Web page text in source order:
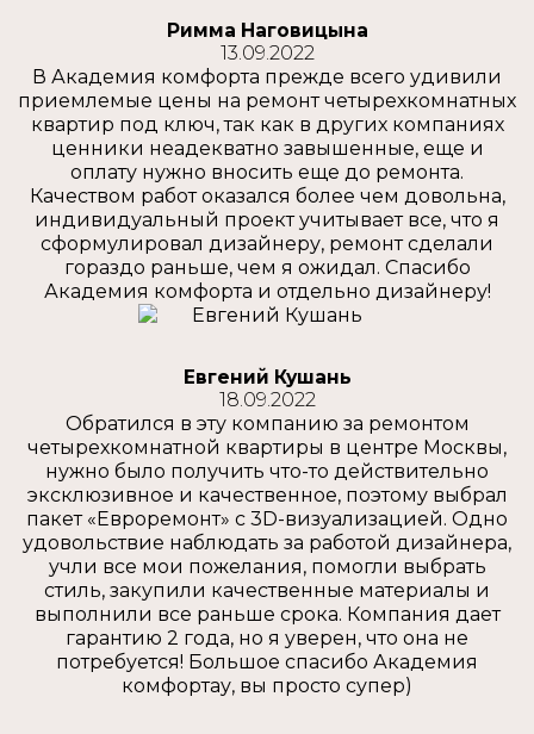
Римма Наговицына
13.09.2022
В Академия комфорта прежде всего удивили
приемлемые цены на ремонт четырехкомнатных
квартир под ключ, так как в других компаниях
ценники неадекватно завышенные, еще и
оплату нужно вносить еще до ремонта.
Качеством работ оказался более чем довольна,
индивидуальный проект учитывает все, что я
сформулировал дизайнеру, ремонт сделали
гораздо раньше, чем я ожидал. Спасибо
Академия комфорта и отдельно дизайнеру!
Евгений Кушань
18.09.2022
Обратился в эту компанию за ремонтом
четырехкомнатной квартиры в центре Москвы,
нужно было получить что-то действительно
эксклюзивное и качественное, поэтому выбрал
пакет «Евроремонт» с 3D-визуализацией. Одно
удовольствие наблюдать за работой дизайнера,
учли все мои пожелания, помогли выбрать
стиль, закупили качественные материалы и
выполнили все раньше срока. Компания дает
гарантию 2 года, но я уверен, что она не
потребуется! Большое спасибо Академия
комфортау, вы просто супер)